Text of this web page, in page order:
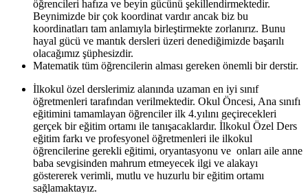
öğrencileri hafıza ve beyin gücünü şekillendirmektedir.
Beynimizde bir çok koordinat vardır ancak biz bu
koordinatları tam anlamıyla birleştirmekte zorlanırız. Bunu
hayal gücü ve mantık dersleri üzeri denediğimizde başarılı
olacağımız şüphesizdir.
Matematik tüm öğrencilerin alması gereken önemli bir derstir.
İlkokul özel derslerimiz alanında uzaman en iyi sınıf
öğretmenleri tarafından verilmektedir. Okul Öncesi, Ana sınıfı
eğitimini tamamlayan öğrenciler ilk 4.yılını geçirecekleri
gerçek bir eğitim ortamı ile tanışacaklardır. İlkokul Özel Ders
eğitim farkı ve profesyonel öğretmenleri ile ilkokul
öğrencilerine gerekli eğitimi, oryantasyonu ve onları aile anne
baba sevgisinden mahrum etmeyecek ilgi ve alakayı
göstererek verimli, mutlu ve huzurlu bir eğitim ortamı
sağlamaktayız.